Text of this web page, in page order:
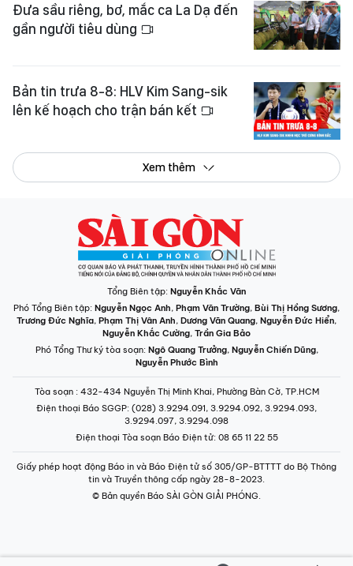
Đưa sầu riêng, bơ, mắc ca La Dạ đến
gần người tiêu dùng
Bản tin trưa 8-8: HLV Kim Sang-sik
lên kế hoạch cho trận bán kết
Xem thêm
Tổng Biên tập: Nguyễn Khắc Văn
Phó Tổng Biên tập: Nguyễn Ngọc Anh, Phạm Văn Trường, Bùi Thị Hồng Sương,
Trương Đức Nghĩa, Phạm Thị Vân Anh, Dương Văn Quang, Nguyễn Đức Hiển,
Nguyễn Khắc Cường, Trần Gia Bảo
Phó Tổng Thư ký tòa soạn: Ngô Quang Trưởng, Nguyễn Chiến Dũng,
Nguyễn Phước Bình
Tòa soạn : 432-434 Nguyễn Thị Minh Khai, Phường Bàn Cờ, TP.HCM
Điện thoại Báo SGGP: (028) 3.9294.091, 3.9294.092, 3.9294.093,
3.9294.097, 3.9294.098
Điện thoại Tòa soạn Báo Điện tử: 08 65 11 22 55
Giấy phép hoạt động Báo in và Báo Điện tử số 305/GP-BTTTT do Bộ Thông
tin và Truyền thông cấp ngày 28-8-2023.
© Bản quyền Báo SÀI GÒN GIẢI PHÓNG.